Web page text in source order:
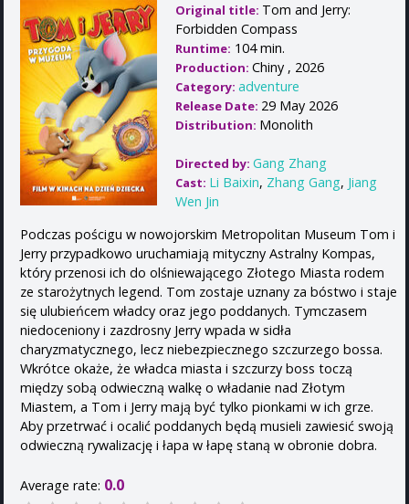
Original title: Tom and Jerry:
Forbidden Compass
Runtime: 104 min.
Production: Chiny , 2026
Category: adventure
Release Date: 29 May 2026
Distribution: Monolith
Directed by: Gang Zhang
Cast: Li Baixin, Zhang Gang, Jiang
Wen Jin
Podczas pościgu w nowojorskim Metropolitan Museum Tom i
Jerry przypadkowo uruchamiają mityczny Astralny Kompas,
który przenosi ich do olśniewającego Złotego Miasta rodem
ze starożytnych legend. Tom zostaje uznany za bóstwo i staje
się ulubieńcem władcy oraz jego poddanych. Tymczasem
niedoceniony i zazdrosny Jerry wpada w sidła
charyzmatycznego, lecz niebezpiecznego szczurzego bossa.
Wkrótce okaże, że władca miasta i szczurzy boss toczą
między sobą odwieczną walkę o władanie nad Złotym
Miastem, a Tom i Jerry mają być tylko pionkami w ich grze.
Aby przetrwać i ocalić poddanych będą musieli zawiesić swoją
odwieczną rywalizację i łapa w łapę staną w obronie dobra.
Average rate: 0.0